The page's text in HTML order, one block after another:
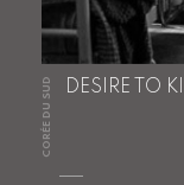
CORÉE DU SUD DESIRE TO